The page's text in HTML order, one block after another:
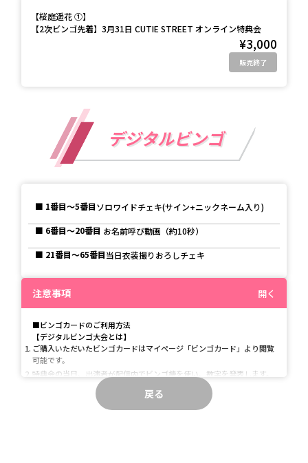
【桜庭遥花 ①】
【2次ビンゴ先着】3月31日 CUTIE STREET オンライン特典会
¥3,000
販売終了
デジタルビンゴ
■ 1番目～5番目ソロワイドチェキ(サイン+ニックネーム入り)
■ 6番目～20番目 お名前呼び動画（約10秒）
■ 21番目～65番目当日衣装撮りおろしチェキ
注意事項 開く
■ビンゴカードのご利用方法
【デジタルビンゴ大会とは】
ご購入いただいたビンゴカードはマイページ「ビンゴカード」より閲覧
可能です。
特典会の当日、出演者が配信内でビンゴ機を使い、数字を発表します。
ビンゴカードは自動更新されます。発表された数字がカード上で反映さ
れ、進行状況が確認できます。
ビンゴカードに「ビンゴ」と表示されたら、BINGO賞該当となります。
戻る